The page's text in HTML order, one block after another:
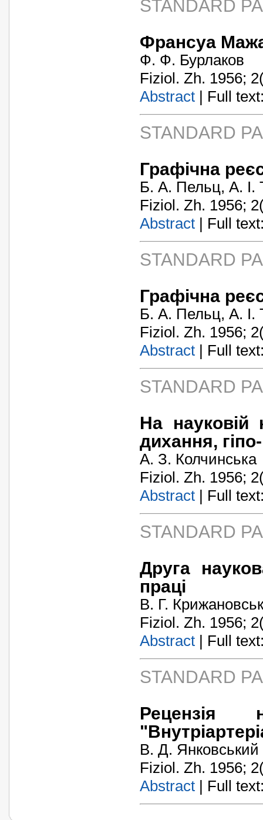
STANDARD
Франсуа
Ф. Ф. Бурлаков
Fiziol. Zh. 1956;
Abstract | Full
STANDARD
Графічна
Б. А. Пельц, А. І.
Fiziol. Zh. 1956;
Abstract | Full
STANDARD
Графічна
Б. А. Пельц, А. І.
Fiziol. Zh. 1956;
Abstract | Full
STANDARD
На науковій
дихання, гіпо-
А. З. Колчинська
Fiziol. Zh. 1956;
Abstract | Full
STANDARD
Друга
праці
В. Г.
Fiziol. Zh. 1956;
Abstract | Full
STANDARD
Рецензія
В. Д. Янковський
Fiziol. Zh. 1956;
Abstract | Full